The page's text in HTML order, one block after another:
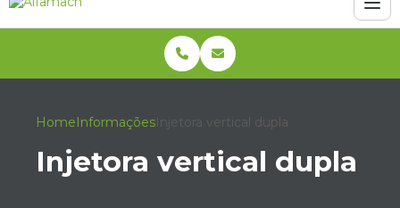
Home Informações Injetora vertical dupla
Injetora vertical dupla